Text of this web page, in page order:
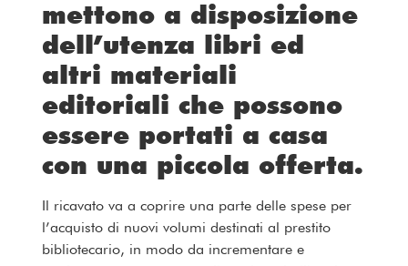
mettono a disposizione
dell’utenza libri ed
altri materiali
editoriali che possono
essere portati a casa
con una piccola offerta.
Il ricavato va a coprire una parte delle spese per
l’acquisto di nuovi volumi destinati al prestito
bibliotecario, in modo da incrementare e